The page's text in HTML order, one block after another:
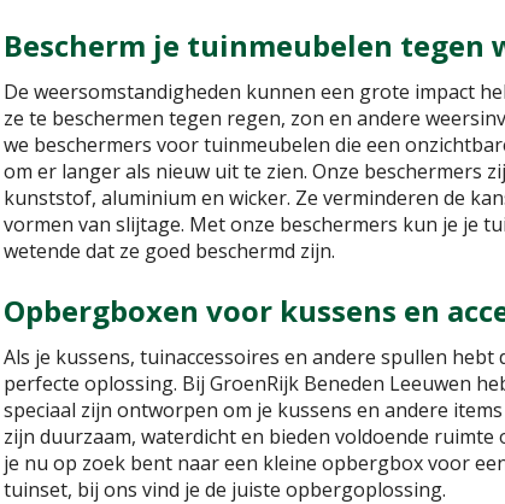
Bescherm je tuinmeubelen tegen
De weersomstandigheden kunnen een grote impact
ze te beschermen tegen regen, zon en andere
we beschermers voor tuinmeubelen die een
om er langer als nieuw uit te zien. Onze beschermers
kunststof, aluminium en wicker. Ze verminderen de
vormen van slijtage. Met onze beschermers kun je je
wetende dat ze goed beschermd zijn.
Opbergboxen voor kussens en
Als je kussens, tuinaccessoires en andere spullen
perfecte oplossing. Bij GroenRijk Beneden Leeuwen
speciaal zijn ontworpen om je kussens en andere
zijn duurzaam, waterdicht en bieden voldoende
je nu op zoek bent naar een kleine opbergbox voor
tuinset, bij ons vind je de juiste opbergoplossing.